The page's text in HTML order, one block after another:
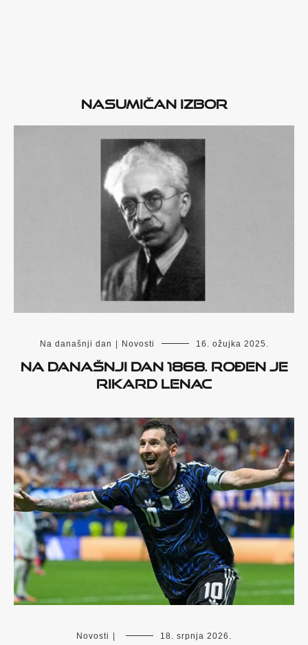
Nasumičan izbor
Na današnji dan Novosti 16. ožujka 2025.
Na današnji dan 1868. rođen je
Rikard Lenac
Novosti 18. srpnja 2026.